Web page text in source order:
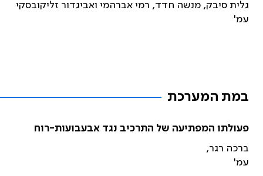
גלית סיבק, מנשה חדד, רמי אברהמי ואביגדור זליקובסקי
עמ'
במת המערכת
פעולתו המפתיעה של התרכיב נגד אבעבועות-רוח
ברכה רגר,
עמ'